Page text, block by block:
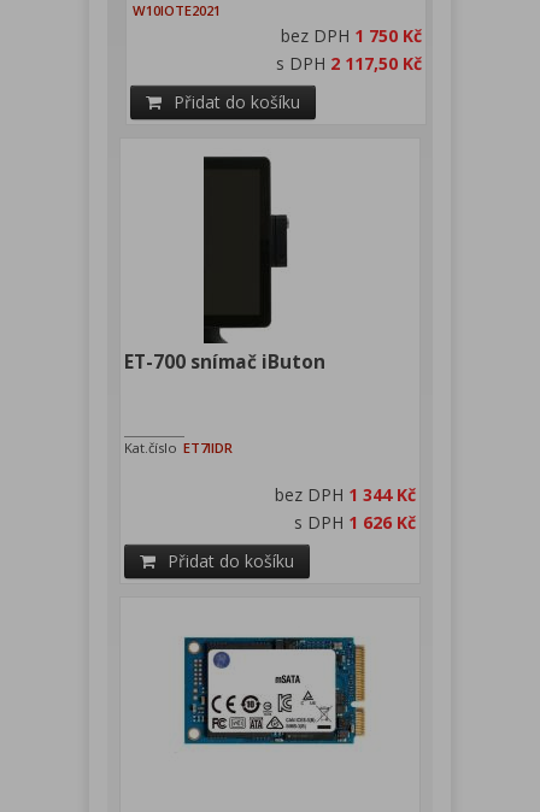
W10IOTE2021
bez DPH 1 750 Kč
s DPH 2 117,50 Kč
Přidat do košíku
ET-700 snímač iButon
Kat.číslo ET7IIDR
bez DPH 1 344 Kč
s DPH 1 626 Kč
Přidat do košíku